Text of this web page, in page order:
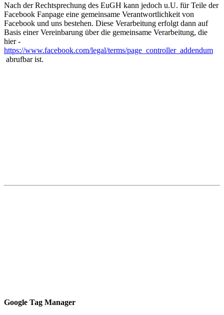
Nach der Rechtsprechung des EuGH kann jedoch u.U. für Teile der
Facebook Fanpage eine gemeinsame Verantwortlichkeit von
Facebook und uns bestehen. Diese Verarbeitung erfolgt dann auf
Basis einer Vereinbarung über die gemeinsame Verarbeitung, die
hier -
https://www.facebook.com/legal/terms/page_controller_addendum
abrufbar ist.
Google Tag Manager